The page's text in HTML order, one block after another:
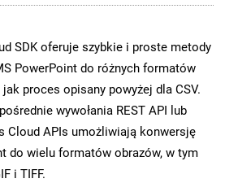
SDK oferuje szybkie i proste metody
PowerPoint do różnych formatów
proces opisany powyżej dla CSV.
wywołania REST API lub
Cloud APIs umożliwiają konwersję
do wielu formatów obrazów, w tym
i TIFF.